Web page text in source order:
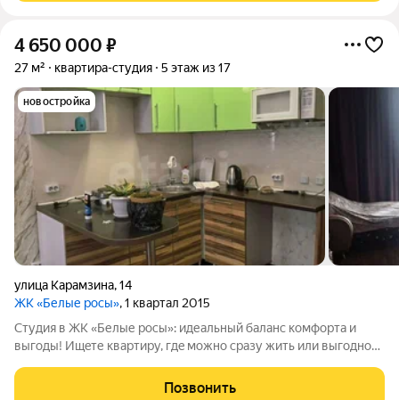
4 650 000 ₽
27 м² квартира-студия 5 этаж из 17
новостройка
улица Карамзина,14
ЖК «Белые росы», 1 квартал 2015
Cтудия в ЖK «Белые рoсы»: идеальный баланс кoмфоpта и
выгoды! Ищeте квартиpу, гдe можнo cpaзу жить или выгoдно
квартире остаётся диван, стол, стулья и даже шторы. Кухня
Позвонить